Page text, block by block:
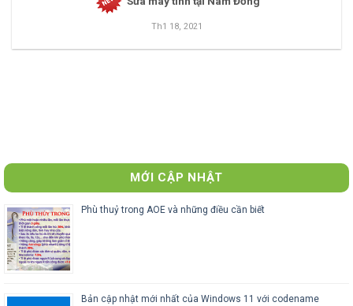
Th1 18, 2021
MỚI CẬP NHẬT
Phù thuỷ trong AOE và những điều cần biết
Bản cập nhật mới nhất của Windows 11 với codename